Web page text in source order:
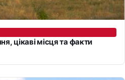
цікаві місця та факти